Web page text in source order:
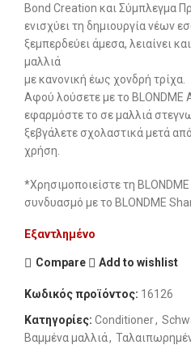
Bond Creation και Σύμπλεγμα
ενισχύει τη δημιουργία νέων
ξεμπερδεύει άμεσα, λειαίνει
μαλλιά
με κανονική έως χονδρή τρίχα.
Αφού λούσετε με το BLONDME
εφαρμόστε το σε μαλλιά
ξεβγάλετε σχολαστικά μετά
χρήση.
*Χρησιμοποιείστε τη
συνδυασμό με το BLONDME
Εξαντλημένο
Compare Add to wishlist
Κωδικός προϊόντος: 16126
Κατηγορίες: Conditioner,
Βαμμένα μαλλιά,